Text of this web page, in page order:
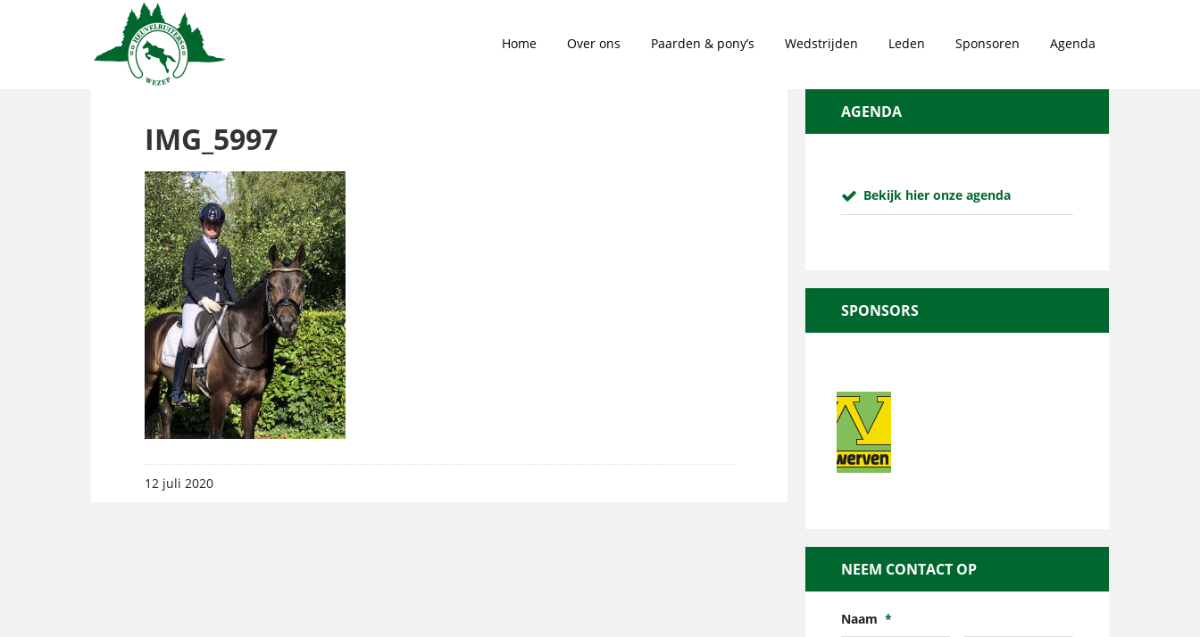
Home Over ons Paarden & pony’s Wedstrijden Leden Sponsoren Agenda
IMG_5997
12 juli 2020
AGENDA
Bekijk hier onze agenda
SPONSORS
NEEM CONTACT OP
Naam *